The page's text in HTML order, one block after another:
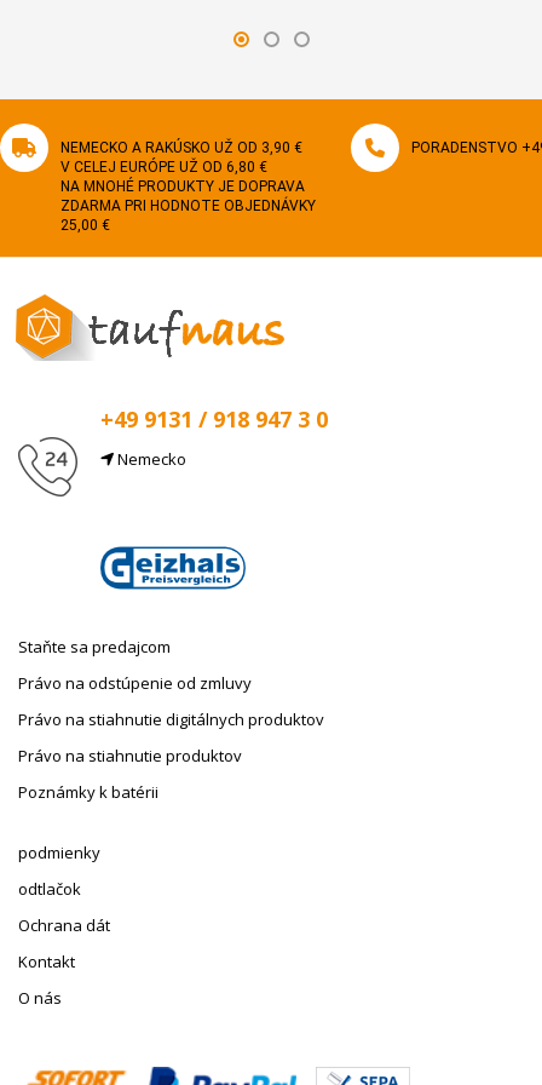
NEMECKO A RAKÚSKO UŽ OD 3,90 €
V CELEJ EURÓPE UŽ OD 6,80 €
NA MNOHÉ PRODUKTY JE DOPRAVA
ZDARMA PRI HODNOTE OBJEDNÁVKY
25,00 €
PORADENSTVO
+49 9131 / 918 947 3 0
Nemecko
Staňte sa predajcom
Právo na odstúpenie od zmluvy
Právo na stiahnutie digitálnych produktov
Právo na stiahnutie produktov
Poznámky k batérii
podmienky
odtlačok
Ochrana dát
Kontakt
O nás